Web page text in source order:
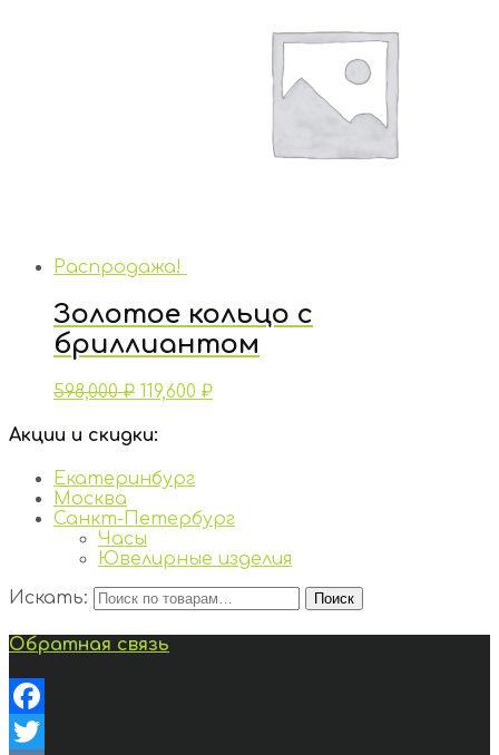
Распродажа!
Золотое кольцо с
бриллиантом
598,000₽ 119,600 ₽
Акции и скидки:
Екатеринбург
Москва
Санкт-Петербург
Часы
Ювелирные изделия
Искать:
Поиск
Обратная связь
Facebook